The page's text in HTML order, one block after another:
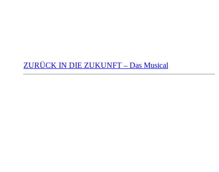
ZURÜCK IN DIE ZUKUNFT – Das Musical